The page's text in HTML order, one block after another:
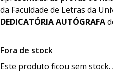
da Faculdade de Letras da
DEDICATÓRIA AUTÓGRAFA
Fora de stock
Este produto ficou sem